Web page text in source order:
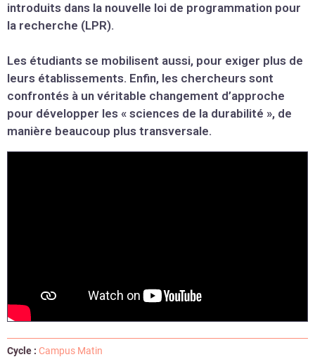
introduits dans la nouvelle loi de programmation pour
la recherche (LPR).
Les étudiants se mobilisent aussi, pour exiger plus de
leurs établissements. Enfin, les chercheurs sont
confrontés à un véritable changement d’approche
pour développer les « sciences de la durabilité », de
manière beaucoup plus transversale.
Cycle : Campus Matin